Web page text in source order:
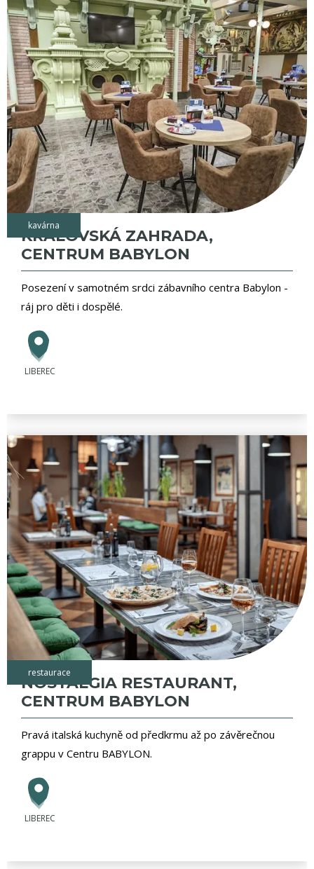
kavárna
KRÁLOVSKÁ ZAHRADA,
CENTRUM BABYLON
Posezení v samotném srdci zábavního centra Babylon -
ráj pro děti i dospělé.
LIBEREC
restaurace
NOSTALGIA RESTAURANT,
CENTRUM BABYLON
Pravá italská kuchyně od předkrmu až po závěrečnou
grappu v Centru BABYLON.
LIBEREC